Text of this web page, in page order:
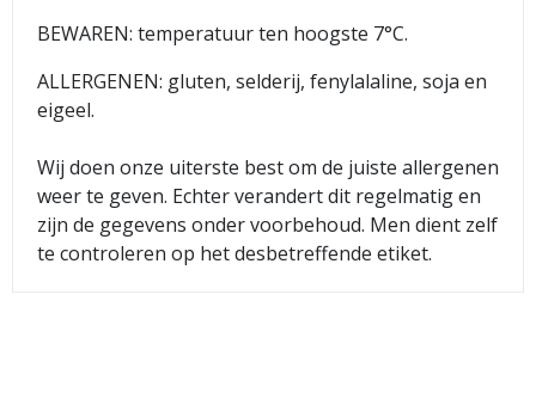
BEWAREN: temperatuur ten hoogste 7°C.
ALLERGENEN: gluten, selderij, fenylalaline, soja en
eigeel.
Wij doen onze uiterste best om de juiste allergenen
weer te geven. Echter verandert dit regelmatig en
zijn de gegevens onder voorbehoud. Men dient zelf
te controleren op het desbetreffende etiket.